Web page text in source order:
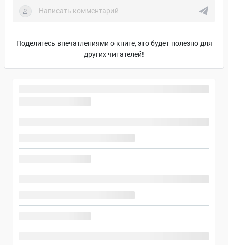
Поделитесь впечатлениями о книге, это будет полезно для
других читателей!